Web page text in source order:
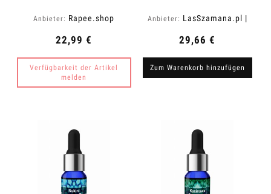
Anbieter: Rapee.shop
22,99 €
Verfügbarkeit der Artikel
melden
Anbieter: LasSzamana.pl |
29,66 €
Zum Warenkorb hinzufügen